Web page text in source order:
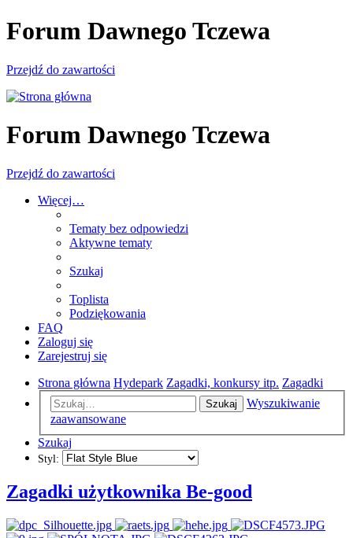
Forum Dawnego Tczewa
Przejdź do zawartości
Forum Dawnego Tczewa
Przejdź do zawartości
Więcej…
Tematy bez odpowiedzi
Aktywne tematy
Szukaj
Toplista
Podziękowania
FAQ
Zaloguj się
Zarejestruj się
Strona główna Hydepark Zagadki, konkursy itp. Zagadki
Szukaj
Wyszukiwanie
zaawansowane
Szukaj
Styl:
Zagadki użytkownika Be-good